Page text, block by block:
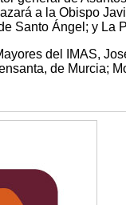
a la Obispo
Santo Ángel; y La
del IMAS,
de Murcia;